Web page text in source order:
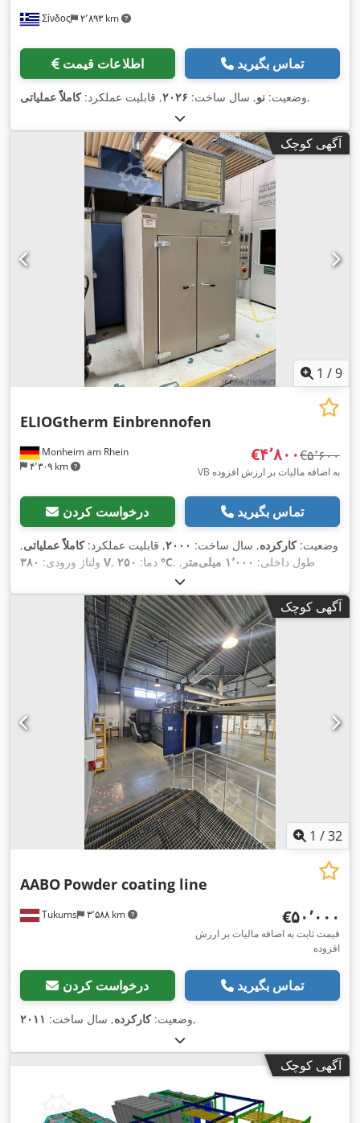
Σίνδος ۲٬۸۹۳ km
اطلاعات قیمت تماس بگیرید
وضعیت: نو, سال ساخت: ۲۰۲۶, قابلیت عملکرد:کاملاً عملیاتی ,
آگهی کوچک
1 /9
Monheim am Rhein
۴٬۳۰۹ km
ELIOGtherm Einbrennofen
‎€۴٬۸۰۰ ‎€۵٬۶۰۰
VB به اضافه مالیات بر ارزش افزوده
درخواست کردن تماس بگیرید
وضعیت:کارکرده, سال ساخت: ۲۰۰۰, قابلیت عملکرد:کاملاً عملیاتی,
ولتاژ ورودی: ۳۸۰ V , دما: ۲۵۰ °C , طول داخلی: ۱٬۰۰۰ میلی‌متر
,
آگهی کوچک
1 /32
Tukums ۳٬۵۸۸ km
AABO Powder coating line
‎€۵۰٬۰۰۰
قیمت ثابت به اضافه مالیات بر ارزش
افزوده
درخواست کردن تماس بگیرید
وضعیت:کارکرده, سال ساخت: ۲۰۱۱ ,
آگهی کوچک